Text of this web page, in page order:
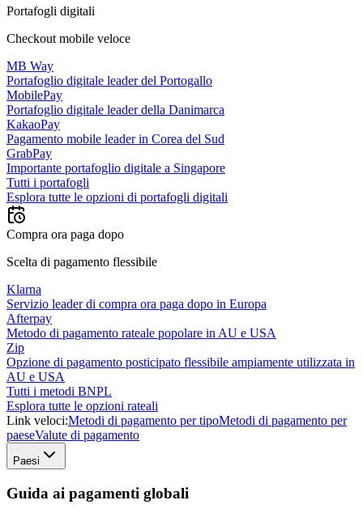
Portafogli digitali
Checkout mobile veloce
MB Way
Portafoglio digitale leader del Portogallo
MobilePay
Portafoglio digitale leader della Danimarca
KakaoPay
Pagamento mobile leader in Corea del Sud
GrabPay
Importante portafoglio digitale a Singapore
Tutti i portafogli
Esplora tutte le opzioni di portafogli digitali
Compra ora paga dopo
Scelta di pagamento flessibile
Klarna
Servizio leader di compra ora paga dopo in Europa
Afterpay
Metodo di pagamento rateale popolare in AU e USA
Zip
Opzione di pagamento posticipato flessibile ampiamente utilizzata in
AU e USA
Tutti i metodi BNPL
Esplora tutte le opzioni rateali
Link veloci:Metodi di pagamento per tipoMetodi di pagamento per
paeseValute di pagamento
Paesi
Guida ai pagamenti globali